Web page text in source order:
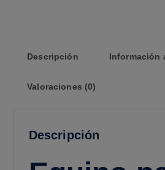
Descripción Información
Valoraciones (0)
Descripción